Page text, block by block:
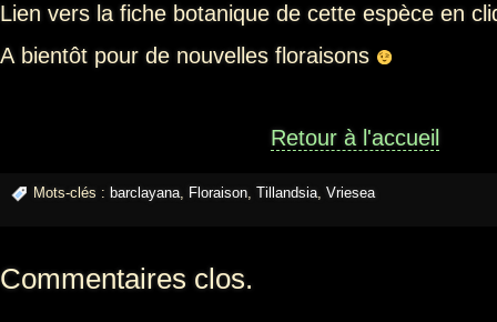
Lien vers la fiche botanique de cette espèce en
A bientôt pour de nouvelles floraisons
Retour à l'accueil
Mots-clés : barclayana Floraison Tillandsia Vriesea
Commentaires clos.